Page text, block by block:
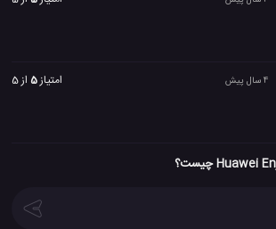
امتیاز5 از 5 4 سال پیش